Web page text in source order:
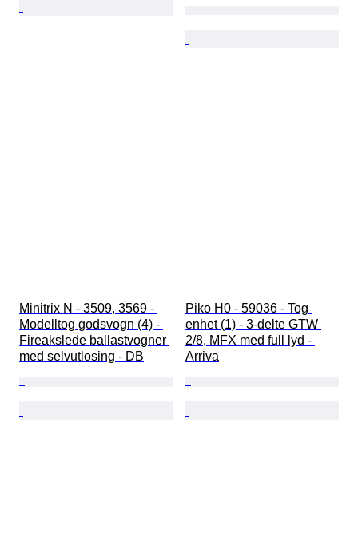
Minitrix N - 3509, 3569 -
Modelltog godsvogn (4) -
Fireakslede ballastvogner
med selvutlosing - DB
Piko H0 - 59036 - Tog
enhet (1) - 3-delte GTW
2/8, MFX med full lyd -
Arriva